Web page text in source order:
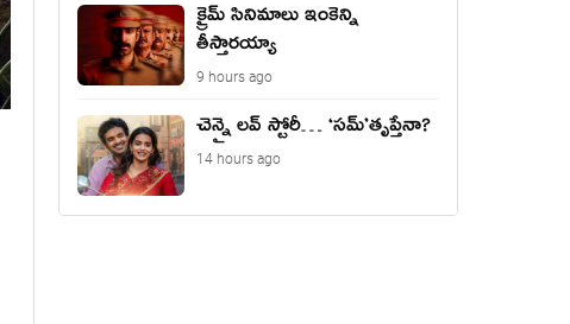
క్రైమ్ సినిమాలు ఇంకెన్ని
తీస్తారయ్యా
9 hours ago
చెన్నై లవ్ స్టోరీ… ‘సమ్’తృప్తేనా?
14 hours ago